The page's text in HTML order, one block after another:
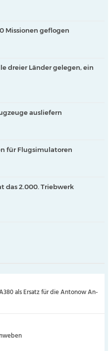
Missionen geflogen
dreier Länder gelegen, ein
ausliefern
für Flugsimulatoren
das 2.000. Triebwerk
als Ersatz für die Antonow An-